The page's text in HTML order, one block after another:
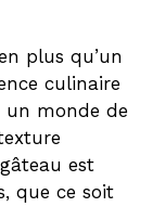
plus qu’un
culinaire
un monde de
est
que ce soit